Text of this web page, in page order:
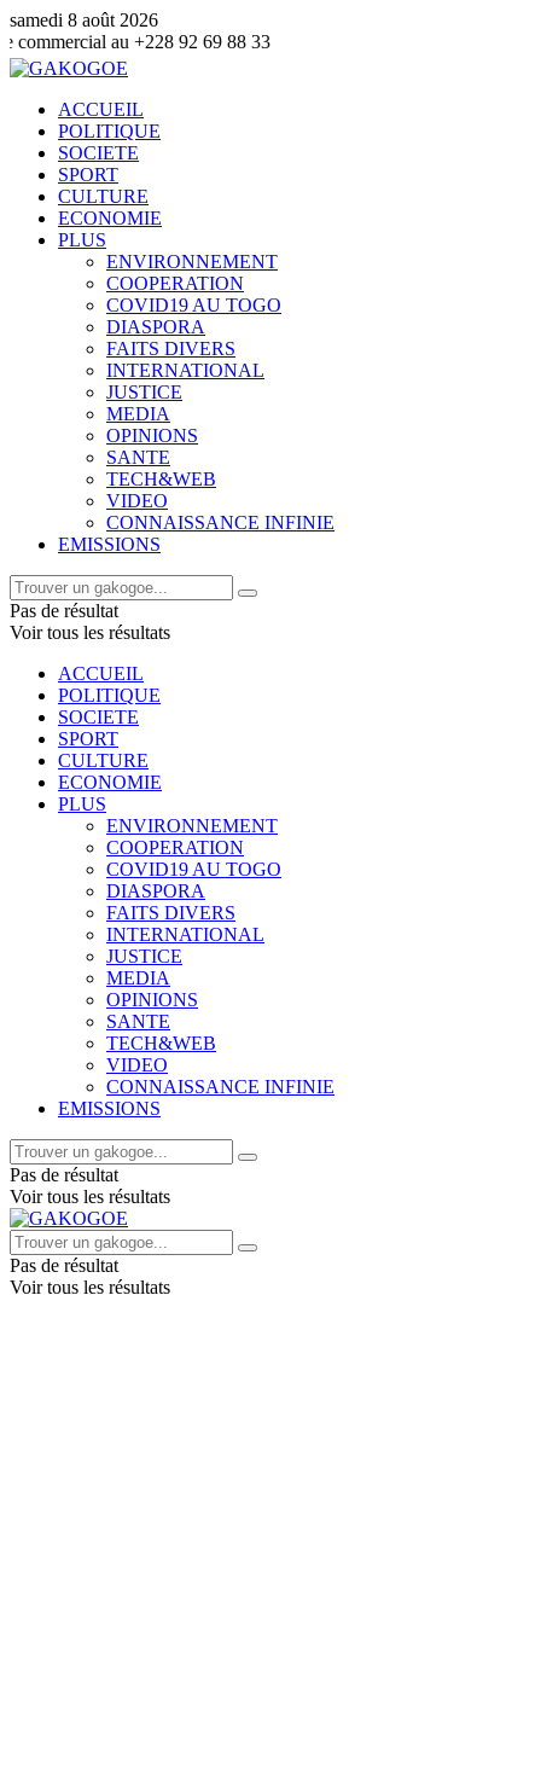
samedi 8 août 2026
+228 92 69 88 33
ACCUEIL
POLITIQUE
SOCIETE
SPORT
CULTURE
ECONOMIE
PLUS
ENVIRONNEMENT
COOPERATION
COVID19 AU TOGO
DIASPORA
FAITS DIVERS
INTERNATIONAL
JUSTICE
MEDIA
OPINIONS
SANTE
TECH&WEB
VIDEO
CONNAISSANCE INFINIE
EMISSIONS
Pas de résultat
Voir tous les résultats
ACCUEIL
POLITIQUE
SOCIETE
SPORT
CULTURE
ECONOMIE
PLUS
ENVIRONNEMENT
COOPERATION
COVID19 AU TOGO
DIASPORA
FAITS DIVERS
INTERNATIONAL
JUSTICE
MEDIA
OPINIONS
SANTE
TECH&WEB
VIDEO
CONNAISSANCE INFINIE
EMISSIONS
Pas de résultat
Voir tous les résultats
Pas de résultat
Voir tous les résultats